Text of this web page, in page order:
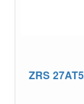
ZRS